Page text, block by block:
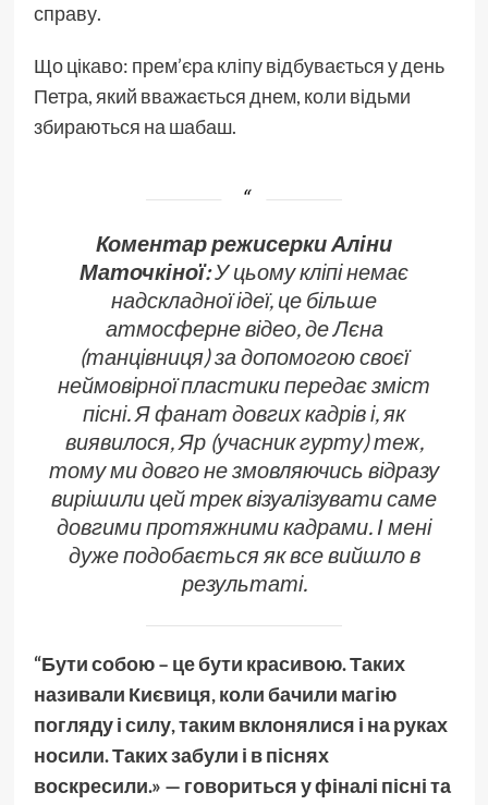
справу.
Що цікаво: прем’єра кліпу відбувається у день
Петра, який вважається днем, коли відьми
збираються на шабаш.
Коментар режисерки Аліни
Маточкіної:У цьому кліпі немає
надскладної ідеї, це більше
атмосферне відео, де Лєна
(танцівниця) за допомогою своєї
неймовірної пластики передає зміст
пісні. Я фанат довгих кадрів і, як
виявилося, Яр (учасник гурту) теж,
тому ми довго не змовляючись відразу
вирішили цей трек візуалізувати саме
довгими протяжними кадрами. І мені
дуже подобається як все вийшло в
результаті.
“Бути собою – це бути красивою. Таких
називали Києвиця, коли бачили магію
погляду і силу, таким вклонялися і на руках
носили. Таких забули і в піснях
воскресили.» — говориться у фіналі пісні та